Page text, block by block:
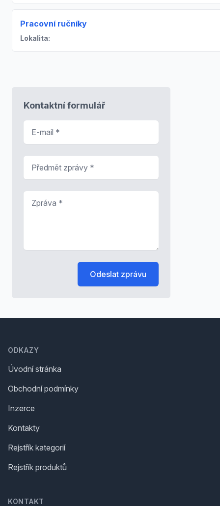
Pracovní ručníky
Lokalita:
Kontaktní formulář
Odeslat zprávu
ODKAZY
Úvodní stránka
Obchodní podmínky
Inzerce
Kontakty
Rejstřík kategorií
Rejstřík produktů
KONTAKT